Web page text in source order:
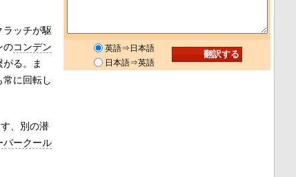
ラッチが駆
のコンデン
る。ま
に回転し
、別の潜
バークール
英語⇒日本語
日本語⇒英語